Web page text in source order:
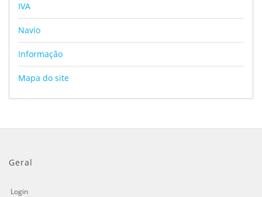
IVA
Navio
Informação
Mapa do site
Geral
Login